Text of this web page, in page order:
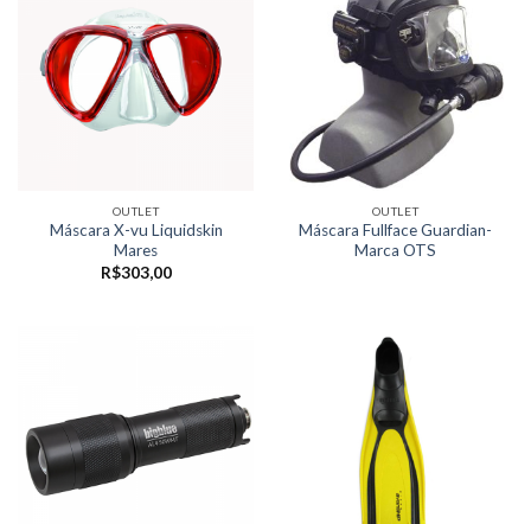
OUTLET
Máscara X-vu Liquidskin
Mares
R$303,00
OUTLET
Máscara Fullface Guardian-
Marca OTS